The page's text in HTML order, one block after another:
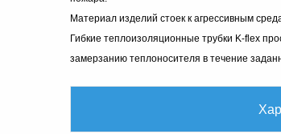
Материал изделий стоек к агрессивным
Гибкие теплоизоляционные трубки K-flex
замерзанию теплоносителя в течение